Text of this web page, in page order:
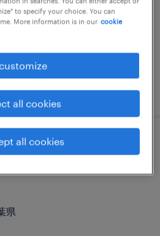
県
機器の組立・部品加
県
to specify your choice. You can
More information is in our cookie
all cookies
all cookies